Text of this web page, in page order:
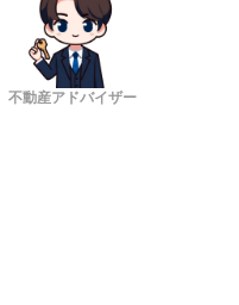
不動産アドバイザー